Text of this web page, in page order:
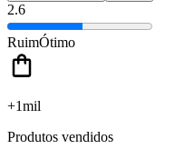
2.6
RuimÓtimo
+1mil
Produtos vendidos